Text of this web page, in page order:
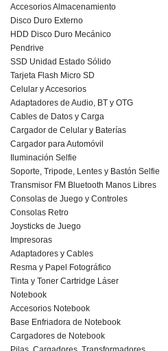
Accesorios Almacenamiento
Disco Duro Externo
HDD Disco Duro Mecánico
Pendrive
SSD Unidad Estado Sólido
Tarjeta Flash Micro SD
Celular y Accesorios
Adaptadores de Audio, BT y OTG
Cables de Datos y Carga
Cargador de Celular y Baterías
Cargador para Automóvil
Iluminación Selfie
Soporte, Tripode, Lentes y Bastón Selfie
Transmisor FM Bluetooth Manos Libres
Consolas de Juego y Controles
Consolas Retro
Joysticks de Juego
Impresoras
Adaptadores y Cables
Resma y Papel Fotográfico
Tinta y Toner Cartridge Láser
Notebook
Accesorios Notebook
Base Enfriadora de Notebook
Cargadores de Notebook